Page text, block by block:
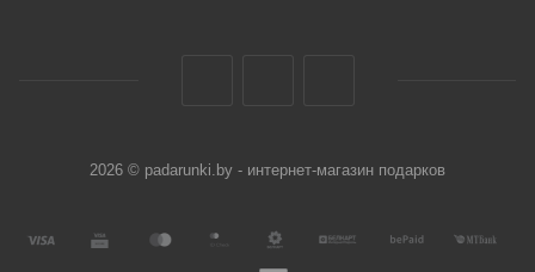
2026 © padarunki.by - интернет-магазин подарков